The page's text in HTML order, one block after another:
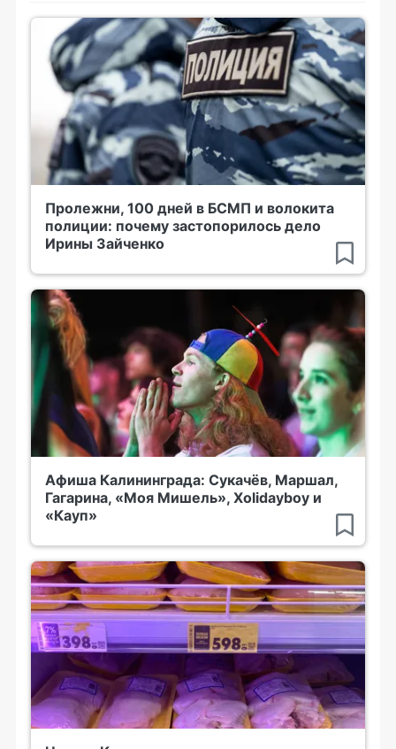
Пролежни, 100 дней в БСМП и волокита
полиции: почему застопорилось дело
Ирины Зайченко
Афиша Калининграда: Сукачёв, Маршал,
Гагарина, «Моя Мишель», Xolidayboy и
«Кауп»